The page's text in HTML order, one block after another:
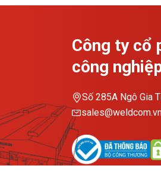
Công ty cổ
công
Số 285A Ngô Gia